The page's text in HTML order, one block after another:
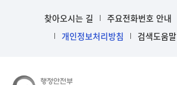
찾아오시는 길 주요전화번호 안내
개인정보처리방침
검색도움말